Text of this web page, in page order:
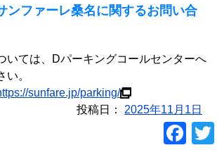
ンファーレ桑名に関するお問い合
いては、Dパーキングコールセンターへ
い。
sunfare.jp/parking/
投稿日： 2025年11月1日
F